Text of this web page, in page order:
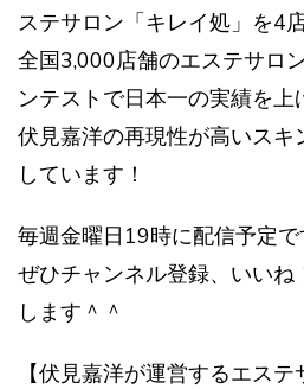
ステサロン「キレイ処」を4
全国3,000店舗のエステサロ
ンテストで日本一の実績を上
伏見嘉洋の再現性が高いス
しています！
毎週金曜日19時に配信予定で
ぜひチャンネル登録、いいね
します＾＾
【伏見嘉洋が運営するエス